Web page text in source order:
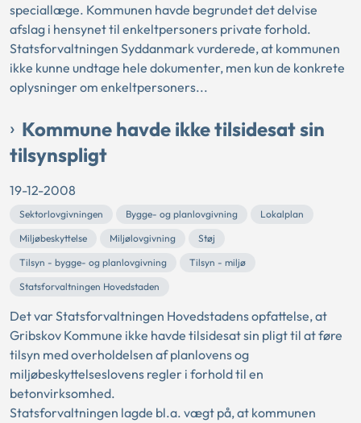
speciallæge. Kommunen havde begrundet det delvise
afslag i hensynet til enkeltpersoners private forhold.
Statsforvaltningen Syddanmark vurderede, at kommunen
ikke kunne undtage hele dokumenter, men kun de konkrete
oplysninger om enkeltpersoners...
Kommune havde ikke tilsidesat sin
tilsynspligt
19-12-2008
Sektorlovgivningen Bygge- og planlovgivning
Lokalplan
Miljøbeskyttelse
Miljølovgivning
Støj
Tilsyn - bygge- og planlovgivning
Tilsyn - miljø
Statsforvaltningen Hovedstaden
Det var Statsforvaltningen Hovedstadens opfattelse, at
Gribskov Kommune ikke havde tilsidesat sin pligt til at føre
tilsyn med overholdelsen af planlovens og
miljøbeskyttelseslovens regler i forhold til en
betonvirksomhed.
Statsforvaltningen lagde bl.a. vægt på, at kommunen